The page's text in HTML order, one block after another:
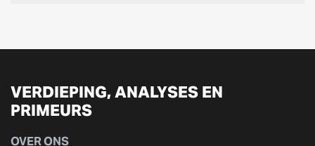
VERDIEPING, ANALYSES EN
PRIMEURS
OVER ONS